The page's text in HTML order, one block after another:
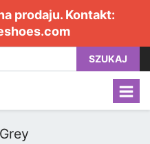
prodaju. Kontakt:
SZUKAJ